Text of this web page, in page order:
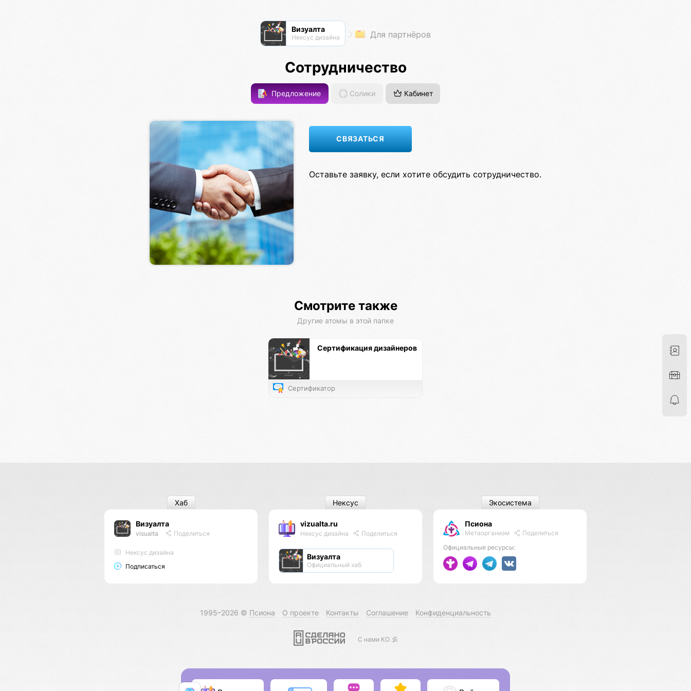
Визуалта
Нексус дизайна Для партнёров
Сотрудничество
Предложение Солики Кабинет
Оставьте заявку, если хотите обсудить сотрудничество.
Смотрите также
Другие атомы в этой папке
Сертификация дизайнеров
Сертификатор
Визуалта
visualta Поделиться
Нексус дизайна
Подписаться
Хаб
vizualta.ru
Нексус дизайна Поделиться
Визуалта
Официальный хаб
Нексус
Псиона
Метаорганизм
Поделиться
Официальные ресурсы:
Экосистема
1995–2026 © Псиона О проекте Контакты Соглашение Конфиденциальность
С нами КО 🕉️